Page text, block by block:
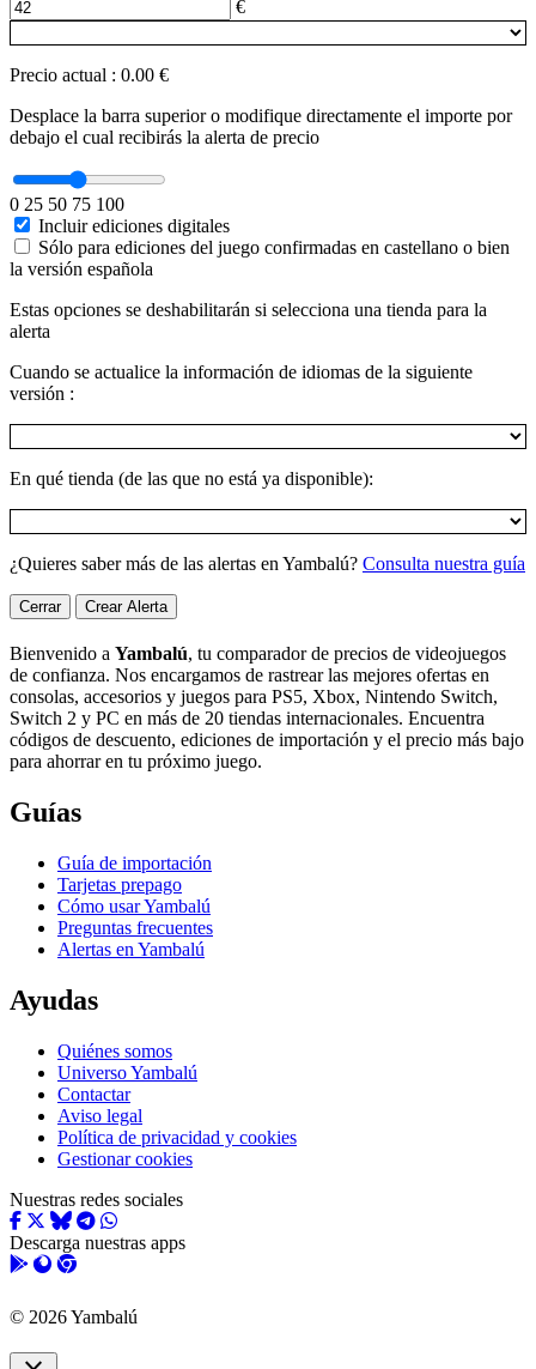
€
Precio actual : 0.00 €
Desplace la barra superior o modifique directamente el importe por
debajo el cual recibirás la alerta de precio
0 25 50 75 100
Incluir ediciones digitales
Sólo para ediciones del juego confirmadas en castellano o bien
la versión española
Estas opciones se deshabilitarán si selecciona una tienda para la
alerta
Cuando se actualice la información de idiomas de la siguiente
versión :
En qué tienda (de las que no está ya disponible):
¿Quieres saber más de las alertas en Yambalú? Consulta nuestra guía
Cerrar Crear Alerta
Bienvenido a Yambalú, tu comparador de precios de videojuegos
de confianza. Nos encargamos de rastrear las mejores ofertas en
consolas, accesorios y juegos para PS5, Xbox, Nintendo Switch,
Switch 2 y PC en más de 20 tiendas internacionales. Encuentra
códigos de descuento, ediciones de importación y el precio más bajo
para ahorrar en tu próximo juego.
Guías
Guía de importación
Tarjetas prepago
Cómo usar Yambalú
Preguntas frecuentes
Alertas en Yambalú
Ayudas
Quiénes somos
Universo Yambalú
Contactar
Aviso legal
Política de privacidad y cookies
Gestionar cookies
Nuestras redes sociales
Descarga nuestras apps
© 2026 Yambalú